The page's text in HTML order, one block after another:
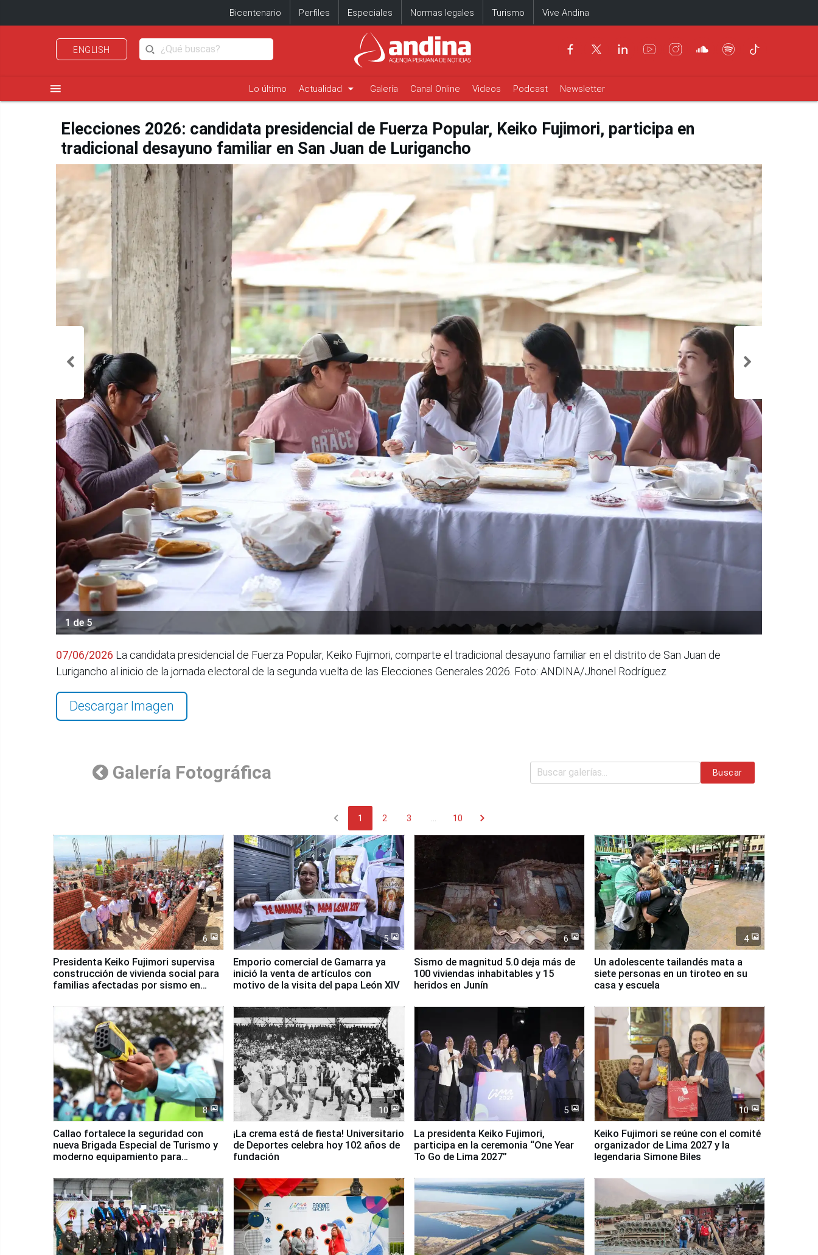
Bicentenario Perfiles Especiales Normas legales Turismo Vive Andina
ENGLISH
menu Lo último Actualidad arrow_drop_down Galería Canal Online Videos Podcast Newsletter
Elecciones 2026: candidata presidencial de Fuerza Popular, Keiko Fujimori, participa en
tradicional desayuno familiar en San Juan de Lurigancho
1 de 5
07/06/2026 La candidata presidencial de Fuerza Popular, Keiko Fujimori, comparte el tradicional desayuno familiar en el distrito de San Juan de
Lurigancho al inicio de la jornada electoral de la segunda vuelta de las Elecciones Generales 2026. Foto: ANDINA/Jhonel Rodríguez
Descargar Imagen
Galería Fotográfica Buscar
chevron_left 1 2 3 10 chevron_right
6
Presidenta Keiko Fujimori supervisa
construcción de vivienda social para
familias afectadas por sismo en
5
Emporio comercial de Gamarra ya
inició la venta de artículos con
motivo de la visita del papa León XIV
6
Sismo de magnitud 5.0 deja más de
100 viviendas inhabitables y 15
heridos en Junín
4
Un adolescente tailandés mata a
siete personas en un tiroteo en su
casa y escuela
8
Callao fortalece la seguridad con
nueva Brigada Especial de Turismo y
moderno equipamiento para
10
¡La crema está de fiesta! Universitario
de Deportes celebra hoy 102 años de
fundación
5
La presidenta Keiko Fujimori,
participa en la ceremonia “One Year
To Go de Lima 2027”
10
Keiko Fujimori se reúne con el comité
organizador de Lima 2027 y la
legendaria Simone Biles